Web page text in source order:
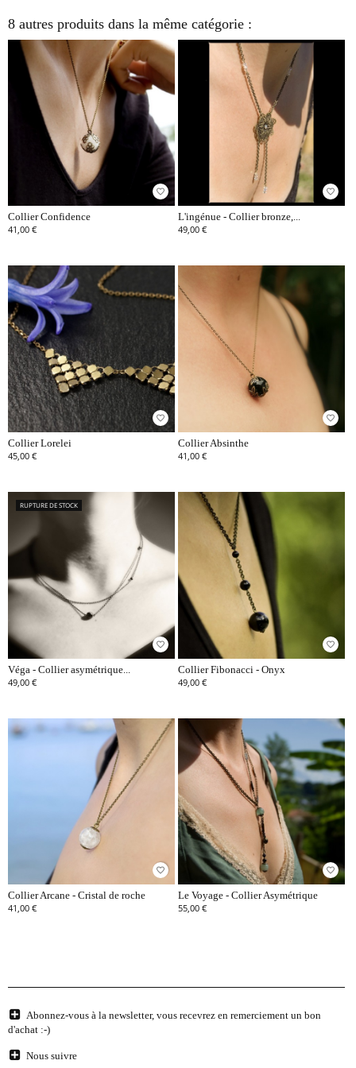
8 autres produits dans la même catégorie :
favorite_border
Collier Confidence
41,00 €
favorite_border
L'ingénue - Collier bronze,...
49,00 €
favorite_border
Collier Lorelei
45,00 €
favorite_border
Collier Absinthe
41,00 €
RUPTURE DE STOCK
favorite_border
Véga - Collier asymétrique...
49,00 €
favorite_border
Collier Fibonacci - Onyx
49,00 €
favorite_border
Collier Arcane - Cristal de roche
41,00 €
favorite_border
Le Voyage - Collier Asymétrique
55,00 €
Abonnez-vous à la newsletter, vous recevrez en remerciement un bon
d'achat :-)
Nous suivre